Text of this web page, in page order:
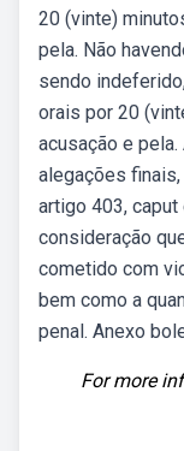
20 (vinte)
pela. Não
sendo
orais por 20
acusação e
alegações
artigo 403,
consideração
cometido com
bem como a
penal. Anexo
For more